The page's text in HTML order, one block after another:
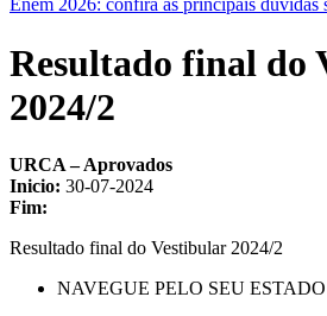
Enem 2026: confira as principais dúvidas
Resultado final do
2024/2
URCA – Aprovados
Inicio: 30-07-2024
Fim:
Resultado final do Vestibular 2024/2
NAVEGUE PELO SEU ESTADO